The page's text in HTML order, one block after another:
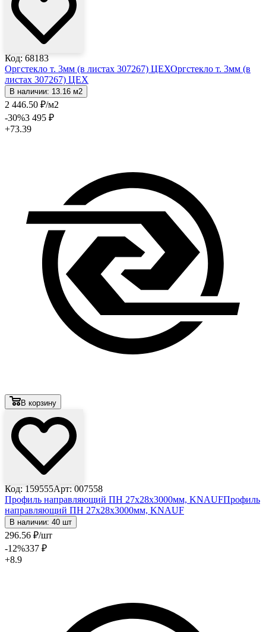
Код: 68183
Оргстекло т. 3мм (в листах 307267) ЦЕХОргстекло т. 3мм (в
листах 307267) ЦЕХ
В наличии: 13.16 м2
2 446.50 ₽/м2
-30%3 495 ₽
+73.39
В корзину
Код: 159555Арт: 007558
Профиль направляющий ПН 27х28х3000мм, KNAUFПрофиль
направляющий ПН 27х28х3000мм, KNAUF
В наличии: 40 шт
296.56 ₽/шт
-12%337 ₽
+8.9